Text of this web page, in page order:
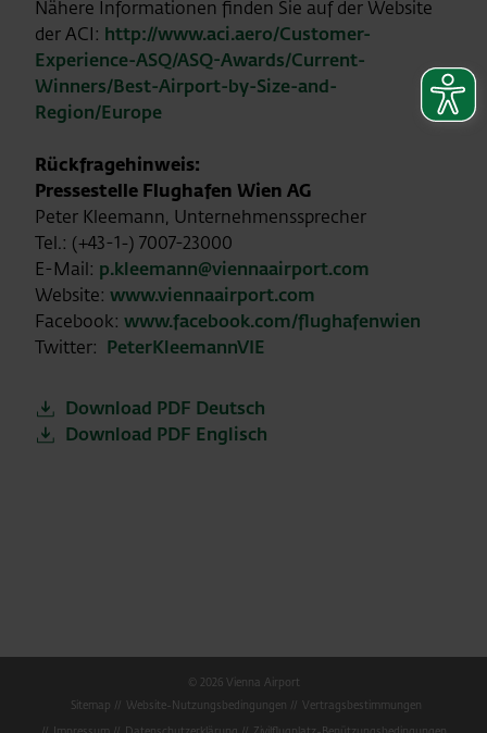
Nähere Informationen finden Sie auf der Website
der ACI: http://www.aci.aero/Customer-
Experience-ASQ/ASQ-Awards/Current-
Winners/Best-Airport-by-Size-and-
Region/Europe
Rückfragehinweis:
Pressestelle Flughafen Wien AG
Peter Kleemann, Unternehmenssprecher
Tel.: (+43-1-) 7007-23000
E-Mail: p.kleemann@viennaairport.com
Website: www.viennaairport.com
Facebook: www.facebook.com/flughafenwien
Twitter: PeterKleemannVIE
Download PDF Deutsch
Download PDF Englisch
© 2026 Vienna Airport
Sitemap
Website-Nutzungsbedingungen
Vertragsbestimmungen